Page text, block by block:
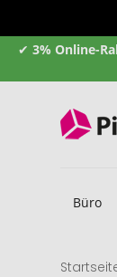
✔ 3% Online-
Büro